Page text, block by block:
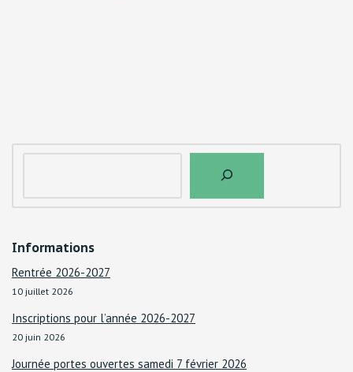
Informations
Rentrée 2026-2027
10 juillet 2026
Inscriptions pour l’année 2026-2027
20 juin 2026
Journée portes ouvertes samedi 7 février 2026